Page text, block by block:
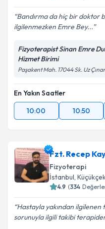
Bandırma da hiç bir doktor
ilgilenmezken Emre Bey...
Fizyoterapist Sinan Emre
Hizmet Birimi
Paşakent Mah. 17044 Sk. Uz
En Yakın Saatler
10:00
10:50
Fzt. Recep
Fizyoterapi
İstanbul,
4.9 (334
Hastayla yakından ilgilenen
sorunuyla ilgili takibi